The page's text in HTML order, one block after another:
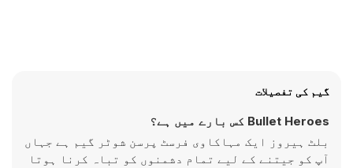
گیم کی تفصیلات
Bullet Heroes کس بارے میں ہے؟
بلٹ ہیروز ایک مہاکاوی فرسٹ پرسن شوٹر گیم ہے جہاں
آپ کو جیتنے کے لیے تمام دشمنوں کو تباہ کرنا ہوتا